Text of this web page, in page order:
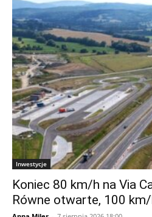
Inwestycje
Koniec 80 km/h na Via
Równe otwarte, 100 km/